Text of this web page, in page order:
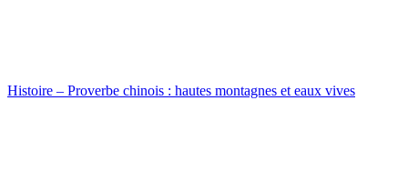
Histoire – Proverbe chinois : hautes montagnes et eaux vives